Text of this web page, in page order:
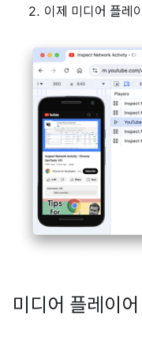
이제 미디어 플레
미디어 플레이